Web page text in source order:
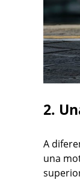
2.
A
una